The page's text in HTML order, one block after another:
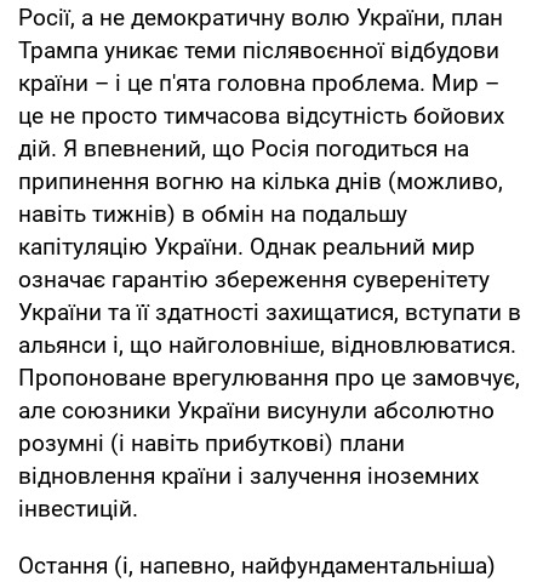
Росії, а не демократичну волю України, план
Трампа уникає теми післявоєнної відбудови
країни – і це п'ята головна проблема. Мир –
це не просто тимчасова відсутність бойових
дій. Я впевнений, що Росія погодиться на
припинення вогню на кілька днів (можливо,
навіть тижнів) в обмін на подальшу
капітуляцію України. Однак реальний мир
означає гарантію збереження суверенітету
України та її здатності захищатися, вступати в
альянси і, що найголовніше, відновлюватися.
Пропоноване врегулювання про це замовчує,
але союзники України висунули абсолютно
розумні (і навіть прибуткові) плани
відновлення країни і залучення іноземних
інвестицій.
Остання (і, напевно, найфундаментальніша)